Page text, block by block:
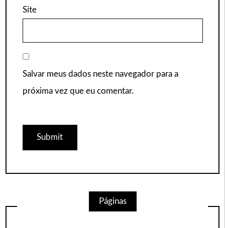
Site
Salvar meus dados neste navegador para a
próxima vez que eu comentar.
Páginas